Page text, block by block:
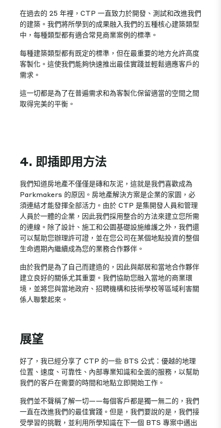
在過去的 25 年裡，CTP 一直致力於開發、測試和改進我們
的建築。我們將所學到的成果融入我們的五種核心建築類型
中，每種類型都有適合常見商業案例的標準。
每種建築類型都有既定的標準，但在最重要的地方允許高度
客製化。這使我們能夠快速推出最佳實踐並輕鬆適應客戶的
需求。
這一切都是為了在普遍需求和為客製化保留適當的空間之間
取得完美的平衡。
4. 即插即用方法
我們知道房地產不僅僅是磚和灰泥，這就是我們喜歡成為
Parkmakers 的原因。房地產解決方案是企業的家園，必
須連結才能發揮全部活力。由於 CTP 是集開發人員和管理
人員於一體的企業，因此我們採用整合的方法來建立您所需
的連線。除了設計、施工和公園基礎設施維護之外，我們還
可以幫助您辦理許可證，並在您公司在某個地點投資的整個
生命週期內繼續成為您的業務合作夥伴。
由於我們是為了自己而建造的，因此與鄰居和當地合作夥伴
建立良好的關係尤其重要。我們協助您融入當地的商業環
境，並將您與當地政府、招聘機構和技術學校等區域利害關
係人聯繫起來。
展望
好了，我已經分享了 CTP 的一些 BTS 公式：優越的地理
位置、速度、可靠性、內部專業知識和全面的服務，以幫助
我們的客戶在需要的時間和地點立即開始工作。
我們並不聲稱了解一切——每個客戶都是獨一無二的，我們
一直在改進我們的最佳實踐。但是，我們要說的是，我們接
受學習的挑戰，並利用所學知識在下一個 BTS 專案中邁出